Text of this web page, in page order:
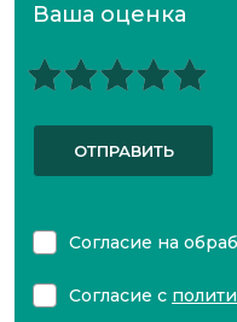
Ваша оценка
ОТПРАВИТЬ
Согласие на
Согласие с